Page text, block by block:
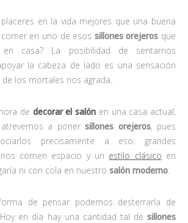
en la vida mejores que una buena
en uno de esos sillones orejeros que
casa? La posibilidad de sentarnos
la cabeza de lado es una sensación
los mortales nos agrada.
de decorar el salón en una casa actual,
a poner sillones orejeros, pues
precisamente a eso: grandes
comen espacio y un estilo clásico en
ni con cola en nuestro salón moderno
de pensar podemos desterrarla de
en día hay una cantidad tal de sillones